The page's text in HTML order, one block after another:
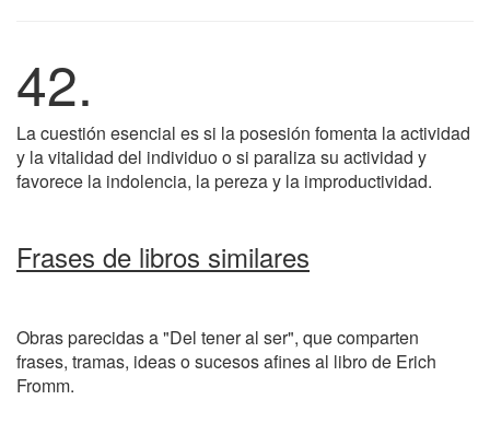
42.
La cuestión esencial es si la posesión fomenta la actividad
y la vitalidad del individuo o si paraliza su actividad y
favorece la indolencia, la pereza y la improductividad.
Frases de libros similares
Obras parecidas a "Del tener al ser", que comparten
frases, tramas, ideas o sucesos afines al libro de Erich
Fromm.